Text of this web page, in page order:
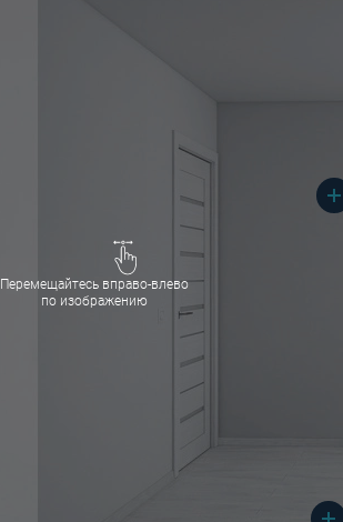
Перемещайтесь вправо-влево
по изображению